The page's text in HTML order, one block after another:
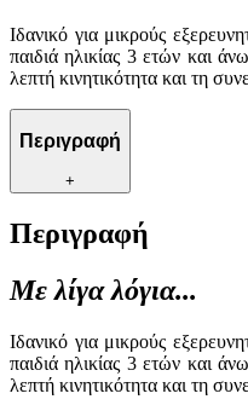
Ιδανικό για μικρούς
παιδιά ηλικίας 3 ετών και
λεπτή κινητικότητα και τη
Περιγραφή
+
Περιγραφή
Με λίγα λόγια...
Ιδανικό για μικρούς
παιδιά ηλικίας 3 ετών και
λεπτή κινητικότητα και τη